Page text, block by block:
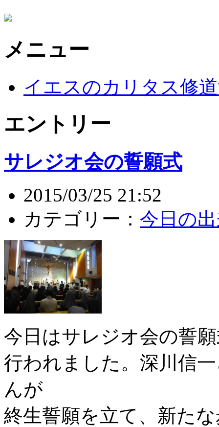
メニュー
イエスのカリタス修
エントリー
サレジオ会の誓願式
2015/03/25 21:52
カテゴリー： 今日の
今日はサレジオ会の誓
行われました。深川信
んが
終生誓願を立て、新た